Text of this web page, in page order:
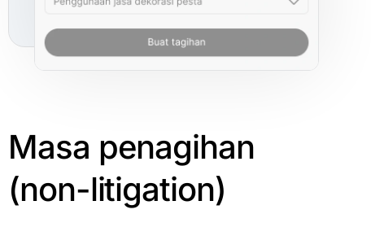
Masa penagihan
(non-litigation)